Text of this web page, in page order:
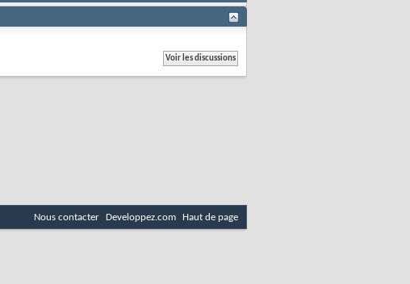
Nous contacter Developpez.com Haut de page